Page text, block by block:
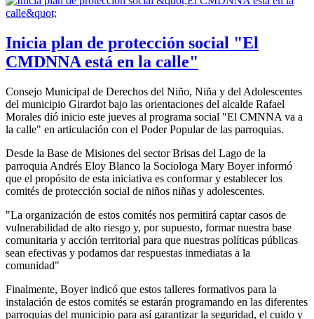
Inicia plan de protección social "El
CMDNNA está en la calle"
Consejo Municipal de Derechos del Niño, Niña y del Adolescentes
del municipio Girardot bajo las orientaciones del alcalde Rafael
Morales dió inicio este jueves al programa social "El CMNNA va a
la calle" en articulación con el Poder Popular de las parroquias.
Desde la Base de Misiones del sector Brisas del Lago de la
parroquia Andrés Eloy Blanco la Sociologa Mary Boyer informó
que el propósito de esta iniciativa es conformar y establecer los
comités de protección social de niños niñas y adolescentes.
"La organización de estos comités nos permitirá captar casos de
vulnerabilidad de alto riesgo y, por supuesto, formar nuestra base
comunitaria y acción territorial para que nuestras políticas públicas
sean efectivas y podamos dar respuestas inmediatas a la
comunidad"
Finalmente, Boyer indicó que estos talleres formativos para la
instalación de estos comités se estarán programando en las diferentes
parroquias del municipio para así garantizar la seguridad, el cuido y